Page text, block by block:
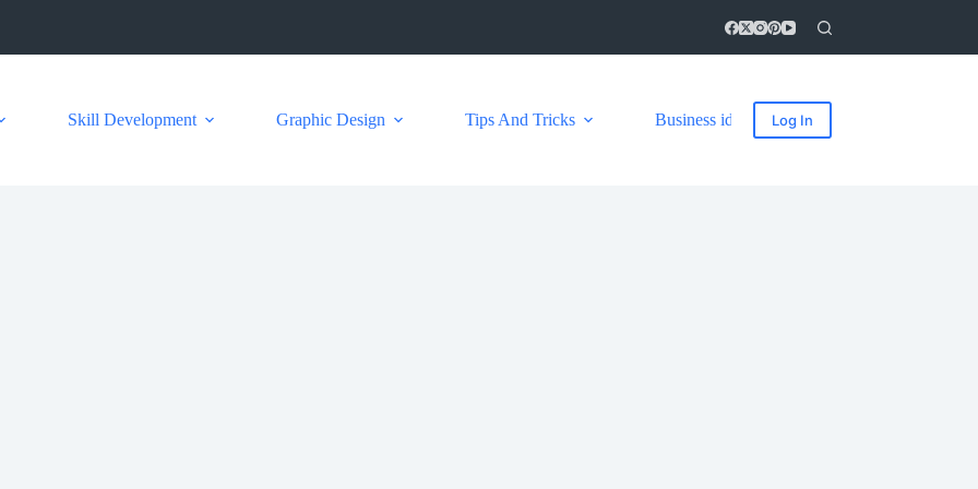
Skill Development Graphic Design Tips And Tricks Business ideas Log In